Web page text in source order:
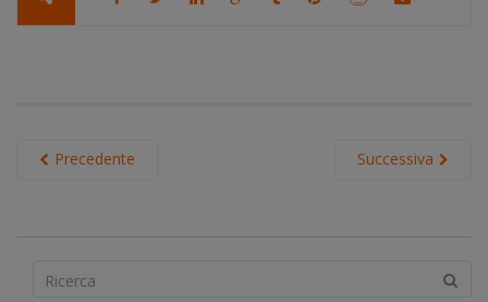
Successiva
Precedente